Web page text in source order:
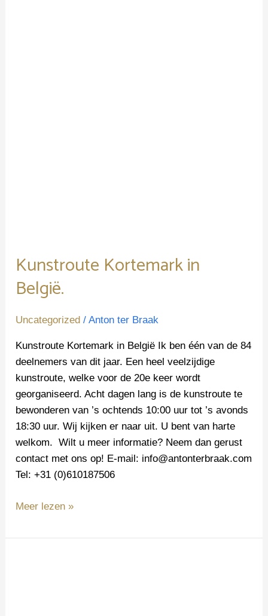
Kunstroute Kortemark in
België.
Uncategorized /Anton ter Braak
Kunstroute Kortemark in België Ik ben één van de 84
deelnemers van dit jaar. Een heel veelzijdige
kunstroute, welke voor de 20e keer wordt
georganiseerd. Acht dagen lang is de kunstroute te
bewonderen van ’s ochtends 10:00 uur tot ’s avonds
18:30 uur. Wij kijken er naar uit. U bent van harte
welkom. Wilt u meer informatie? Neem dan gerust
contact met ons op! E-mail: info@antonterbraak.com
Tel: +31 (0)610187506
Meer lezen »